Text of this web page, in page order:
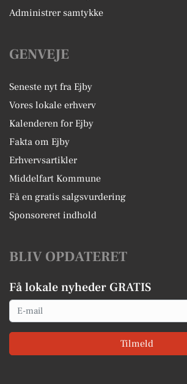
Administrer samtykke
GENVEJE
Seneste nyt fra Ejby
Vores lokale erhverv
Kalenderen for Ejby
Fakta om Ejby
Erhvervsartikler
Middelfart Kommune
Få en gratis salgsvurdering
Sponsoreret indhold
BLIV OPDATERET
Få lokale nyheder GRATIS
Email
Tilmeld